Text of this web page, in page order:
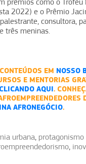
2022) e o Prêmio
consultora,
três meninas.
EM NOSSO
E MENTORIAS
CLICANDO AQUI.
AFRONEGÓCIO.
urbana, protagonismo
,